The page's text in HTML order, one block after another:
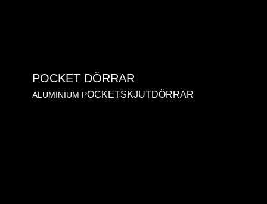
POCKET DÖRRAR
ALUMINIUM POCKETSKJUTDÖRRAR